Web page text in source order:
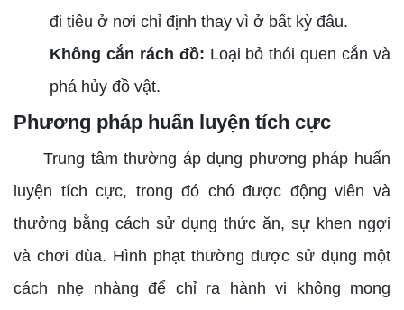
đi tiêu ở nơi chỉ định thay vì ở bất kỳ đâu.
Không cắn rách đồ: Loại bỏ thói quen cắn và
phá hủy đồ vật.
Phương pháp huấn luyện tích cực
Trung tâm thường áp dụng phương pháp huấn
luyện tích cực, trong đó chó được động viên và
thưởng bằng cách sử dụng thức ăn, sự khen ngợi
và chơi đùa. Hình phạt thường được sử dụng một
cách nhẹ nhàng để chỉ ra hành vi không mong